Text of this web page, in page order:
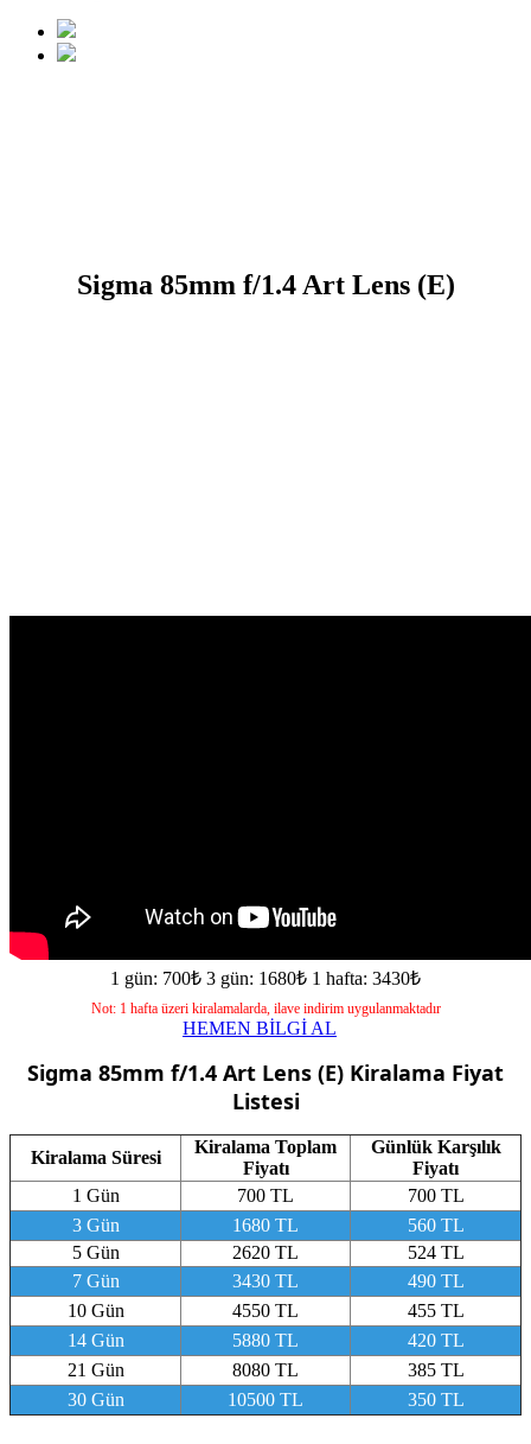
Sigma 85mm f/1.4 Art Lens (E)
1 gün: 700₺ 3 gün: 1680₺ 1 hafta: 3430₺
Not: 1 hafta üzeri kiralamalarda, ilave indirim uygulanmaktadır
HEMEN BİLGİ AL
Sigma 85mm f/1.4 Art Lens (E) Kiralama Fiyat
Listesi
Kiralama Süresi
Kiralama Toplam
Fiyatı
Günlük Karşılık
Fiyatı
1 Gün
700 TL
700 TL
3 Gün
1680 TL
560 TL
5 Gün
2620 TL
524 TL
7 Gün
3430 TL
490 TL
10 Gün
4550 TL
455 TL
14 Gün
5880 TL
420 TL
21 Gün
8080 TL
385 TL
30 Gün
10500 TL 350 TL